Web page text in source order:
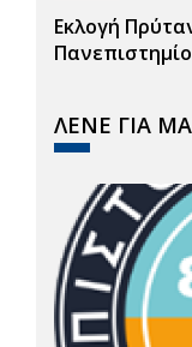
Εκλογή
ΛΕΝΕ ΓΙΑ